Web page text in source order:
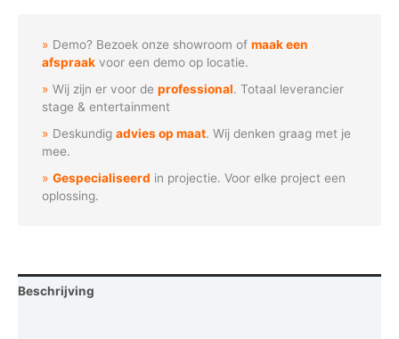
assortiment
Demo? Bezoek onze showroom ofmaak een
afspraak voor een demo op locatie.
Wij zijn er voor deprofessional. Totaal leverancier
stage & entertainment
Deskundigadvies op maat. Wij denken graag met je
mee.
Gespecialiseerd in projectie. Voor elke project een
oplossing.
Beschrijving